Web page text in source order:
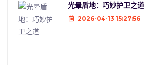
光晕盾地：巧妙护卫之道
2026-04-13 15:27:56